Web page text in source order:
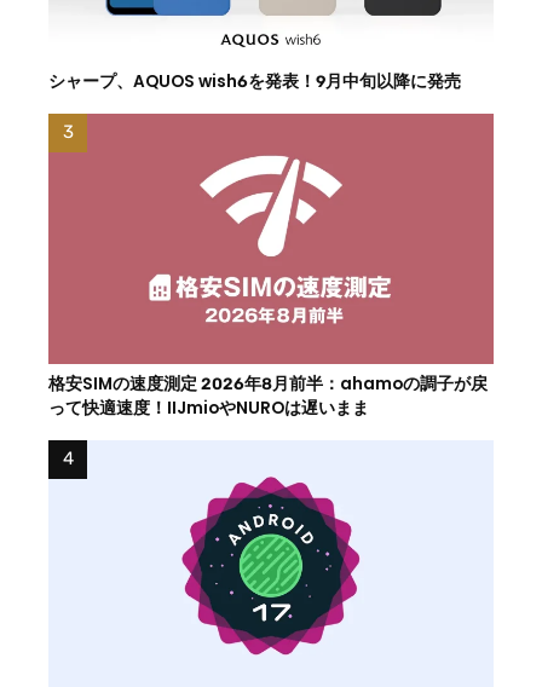
シャープ、AQUOS wish6を発表！9月中旬以降に発売
格安SIMの速度測定 2026年8月前半：ahamoの調子が戻
って快適速度！IIJmioやNUROは遅いまま